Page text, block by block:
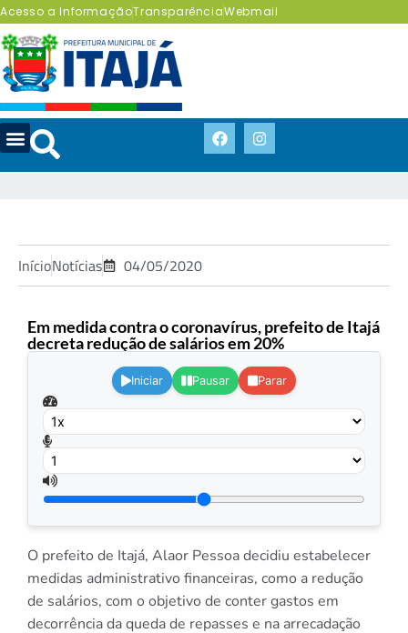
Acesso a InformaçãoTransparênciaWebmail
InícioNotícias 04/05/2020
Em medida contra o coronavírus, prefeito de Itajá
decreta redução de salários em 20%
Iniciar Pausar Parar
O prefeito de Itajá, Alaor Pessoa decidiu estabelecer
medidas administrativo financeiras, como a redução
de salários, com o objetivo de conter gastos em
decorrência da queda de repasses e na arrecadação